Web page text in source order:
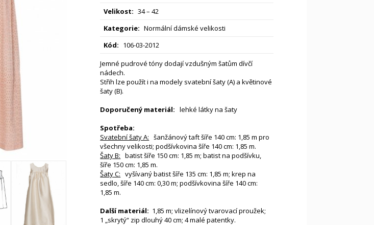
Velikost: 34 – 42
Kategorie: Normální dámské velikosti
Kód: 106-03-2012
Jemné pudrové tóny dodají vzdušným šatům dívčí
nádech.
Střih lze použít i na modely svatební šaty (A) a květinové
šaty (B).
Doporučený materiál: lehké látky na šaty
Spotřeba:
Svatební šaty A: šanžánový taft šíře 140 cm: 1,85 m pro
všechny velikosti; podšívkovina šíře 140 cm: 1,85 m.
Šaty B: batist šíře 150 cm: 1,85 m; batist na podšívku,
šíře 150 cm: 1,85 m.
Šaty C: vyšívaný batist šíře 135 cm: 1,85 m; krep na
sedlo, šíře 140 cm: 0,30 m; podšívkovina šíře 140 cm:
1,85 m.
Další materiál: 1,85 m; vlizelínový tvarovací proužek;
1 „skrytý“ zip dlouhý 40 cm; 4 malé patentky.